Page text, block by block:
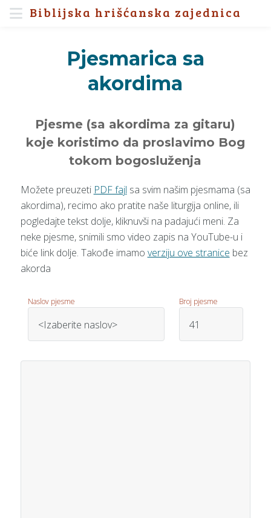
Biblijska hrišćanska zajednica
Pjesmarica sa
akordima
Pjesme (sa akordima za gitaru)
koje koristimo da proslavimo Bog
tokom bogosluženja
Možete preuzeti PDF fajl sa svim našim pjesmama (sa
akordima), recimo ako pratite naše liturgija online, ili
pogledajte tekst dolje, kliknuvši na padajući meni. Za
neke pjesme, snimili smo video zapis na YouTube-u i
biće link dolje. Takođe imamo verziju ove stranice bez
akorda
Naslov pjesme Broj pjesme